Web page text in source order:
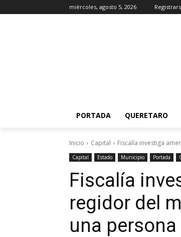
miércoles, agosto 5, 2026
PORTADA QUERETARO
Inicio Capital Fiscalía investiga
Capital Estado Municipio Portada
Fiscalía
regidor del
una